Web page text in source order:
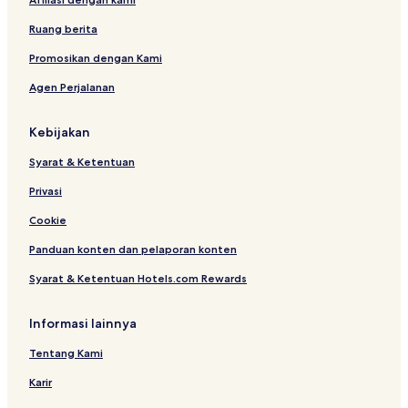
t
i
o
n
e
n
t
s
a
c
h
a
n
r
V
j
y
w
d
t
m
e
n
Ruang berita
Promosikan dengan Kami
Agen Perjalanan
Kebijakan
Syarat & Ketentuan
Privasi
Cookie
Panduan konten dan pelaporan konten
Syarat & Ketentuan Hotels.com Rewards
Informasi lainnya
Tentang Kami
Karir